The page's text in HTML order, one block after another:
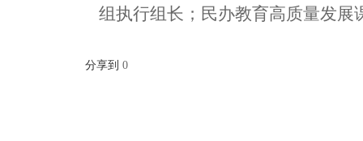
组执行组长； 民办教育高质量发展
分享到 0